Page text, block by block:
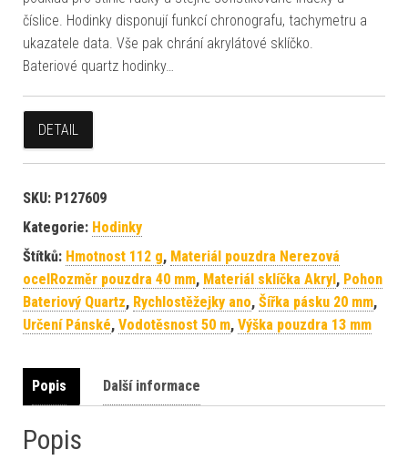
číslice. Hodinky disponují funkcí chronografu, tachymetru a
ukazatele data. Vše pak chrání akrylátové sklíčko.
Bateriové quartz hodinky…
DETAIL
SKU: P127609
Kategorie: Hodinky
Štítků: Hmotnost 112 g, Materiál pouzdra Nerezová
ocelRozměr pouzdra 40 mm, Materiál sklíčka Akryl, Pohon
Bateriový Quartz, Rychlostěžejky ano, Šířka pásku 20 mm,
Určení Pánské, Vodotěsnost 50 m, Výška pouzdra 13 mm
Popis Další informace
Popis